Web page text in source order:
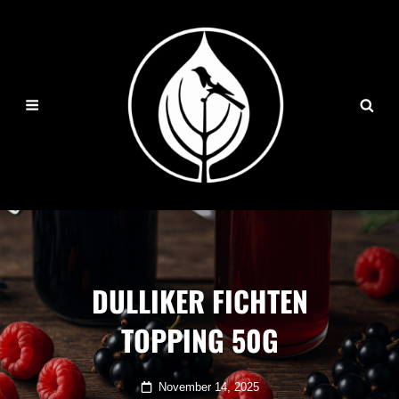
DULLIKER FICHTEN
TOPPING 50G
Posted
November 14, 2025